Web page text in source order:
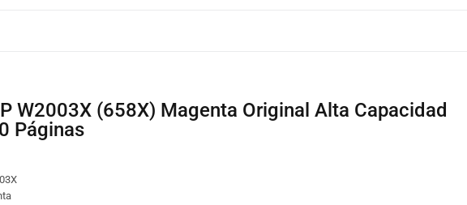
Páginas